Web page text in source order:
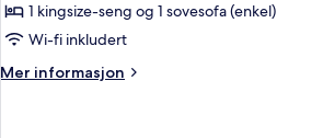
kingsize-
seng
sovesofa
1 kingsize-seng og 1 sovesofa (enkel)
Wi-fi inkludert
Mer informasjon
Mer